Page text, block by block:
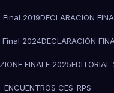
2019DECLARACION
2024DECLARACIÓN
FINALE 2025EDITORIAL
ENCUENTROS CES-RPS